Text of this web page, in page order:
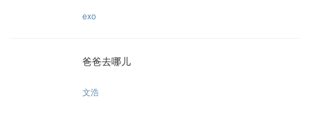
exo
爸爸去哪儿
文浩